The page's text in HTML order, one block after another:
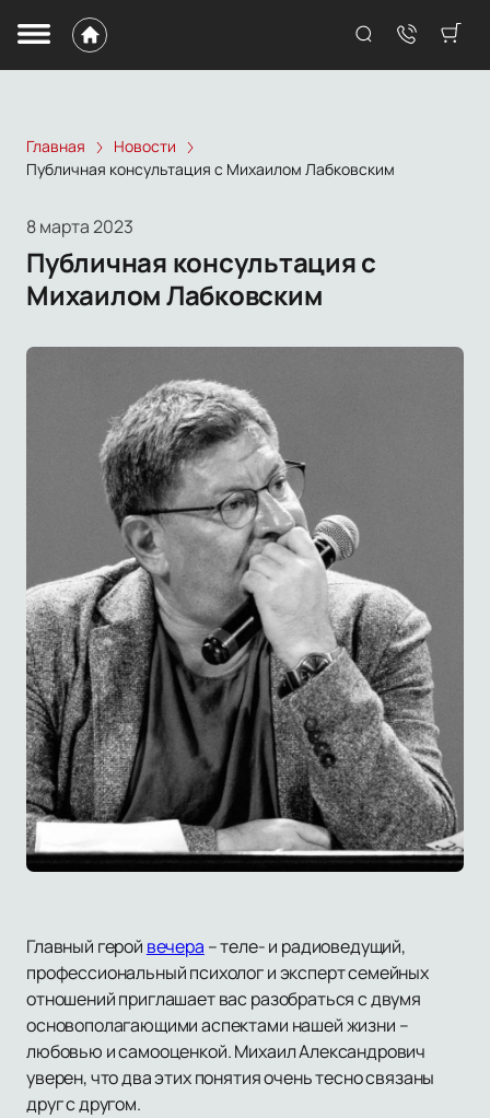
Главная
Новости
Публичная консультация с Михаилом Лабковским
8 марта 2023
Публичная консультация с
Михаилом Лабковским
Главный герой вечера – теле- и радиоведущий,
профессиональный психолог и эксперт семейных
отношений приглашает вас разобраться с двумя
основополагающими аспектами нашей жизни –
любовью и самооценкой. Михаил Александрович
уверен, что два этих понятия очень тесно связаны
друг с другом.